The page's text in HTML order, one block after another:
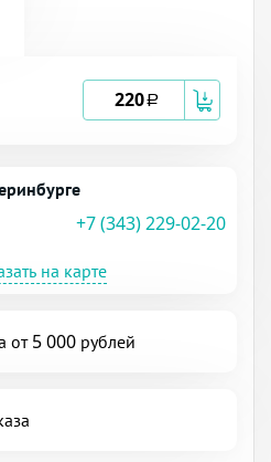
220a
+7 (343) 229-02-20
на карте
от 5 000 рублей